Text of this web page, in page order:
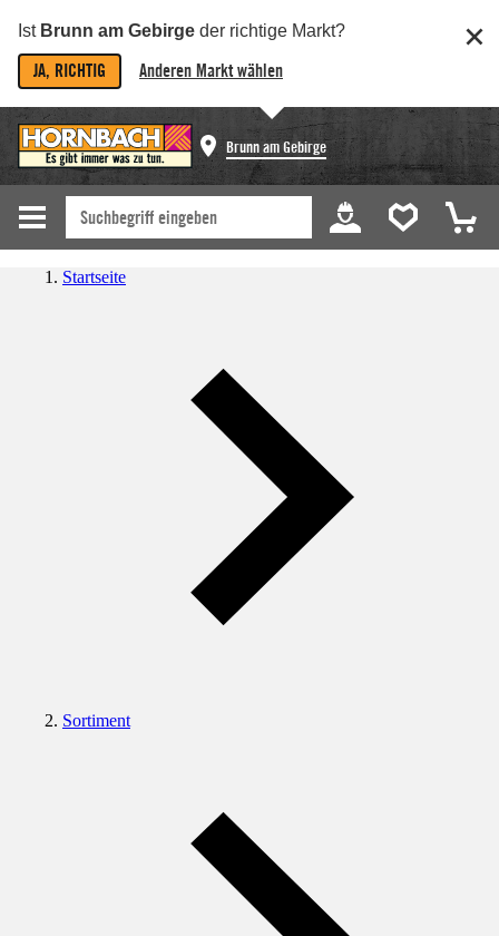
Ist Brunn am Gebirge der richtige Markt?
JA, RICHTIG Anderen Markt wählen
Brunn am Gebirge
Startseite
Sortiment